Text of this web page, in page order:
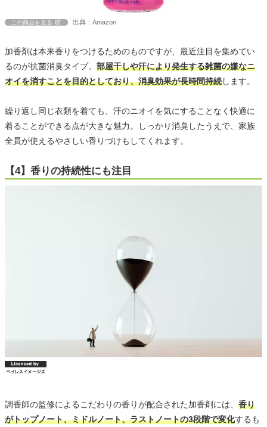
この商品を見る 出典：Amazon
加香剤は本来香りをつけるためのものですが、最近注目を集めてい
るのが抗菌消臭タイプ。 部屋干しや汗により発生する雑菌の嫌なニ
オイを消すことを目的としており、消臭効果が長時間持続します。
繰り返し同じ衣類を着ても、汗のニオイを気にすることなく快適に
着ることができる点が大きな魅力。しっかり消臭したうえで、家族
全員が使えるやさしい香りづけもしてくれます。
【4】香りの持続性にも注目
調香師の監修によるこだわりの香りが配合された加香剤には、 香り
がトップノート、ミドルノート、ラストノートの3段階で変化するも